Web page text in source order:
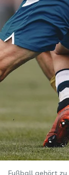
Fußball gehört